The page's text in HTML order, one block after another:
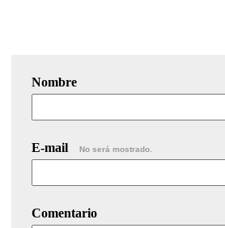
Nombre
E-mail No será mostrado.
Comentario